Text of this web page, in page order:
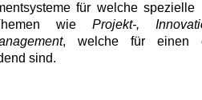
für welche
wie Projekt-,
, welche für einen
sind.